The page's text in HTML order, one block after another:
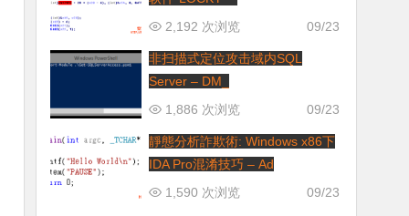
09/23
2,192 次浏览
非扫描式定位攻击域内SQL
Server – DM_
09/23
1,886 次浏览
靜態分析詐欺術: Windows x86下
IDA Pro混淆技巧 – Ad
09/23
1,590 次浏览